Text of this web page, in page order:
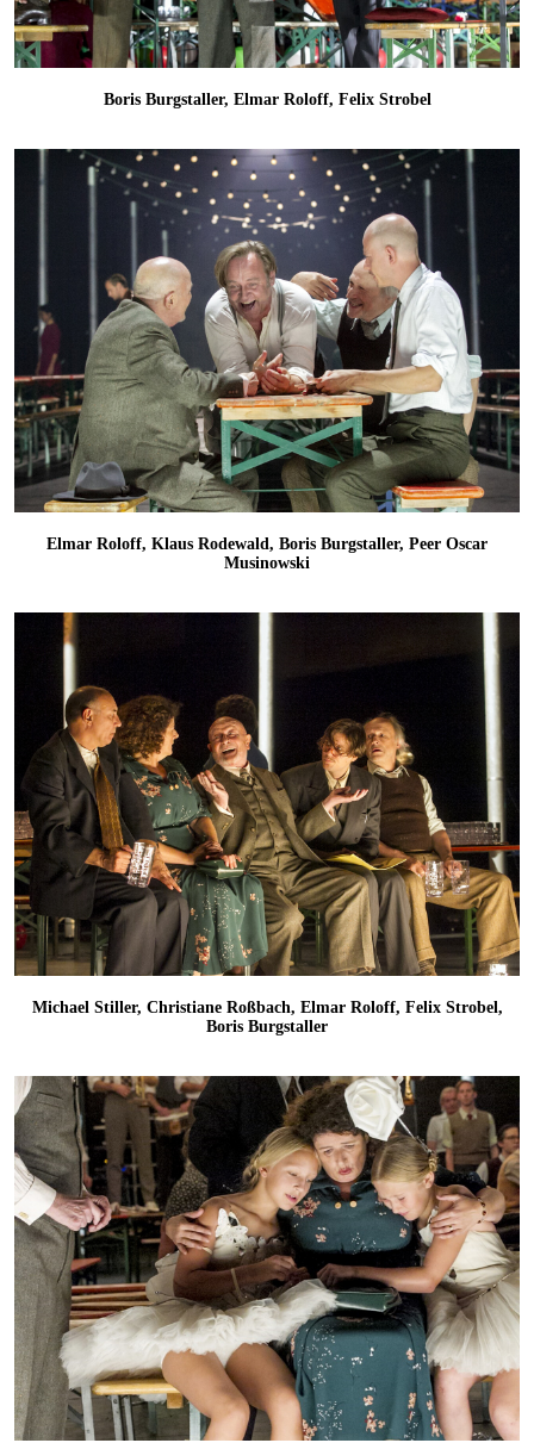
Boris Burgstaller, Elmar Roloff, Felix Strobel
Elmar Roloff, Klaus Rodewald, Boris Burgstaller, Peer Oscar
Musinowski
Michael Stiller, Christiane Roßbach, Elmar Roloff, Felix Strobel,
Boris Burgstaller